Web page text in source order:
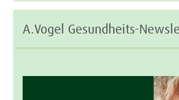
A.Vogel Gesundheits-